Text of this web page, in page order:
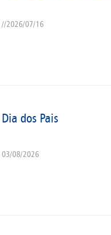
//2026/07/16
Dia dos Pais
03/08/2026